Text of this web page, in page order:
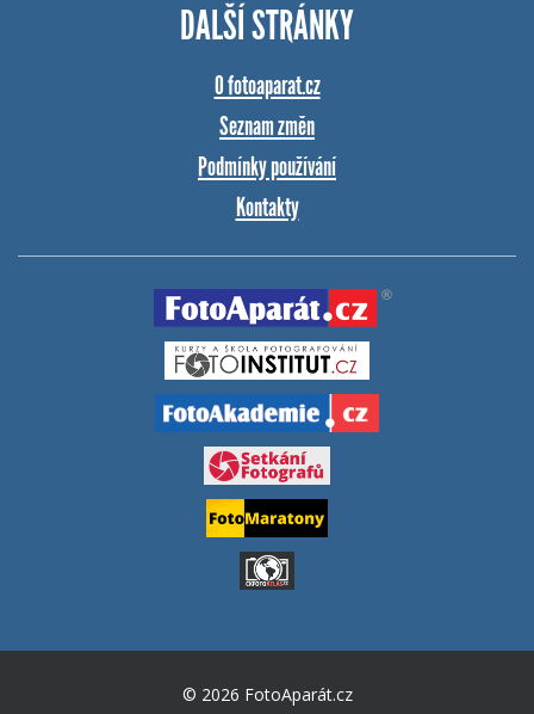
DALŠÍ STRÁNKY
O fotoaparat.cz
Seznam změn
Podmínky používání
Kontakty
© 2026 FotoAparát.cz